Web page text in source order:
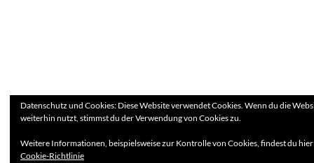
Datenschutz und Cookies: Diese Website verwendet Cookies. Wenn du die
weiterhin nutzt, stimmst du der Verwendung von Cookies zu.
Weitere Informationen, beispielsweise zur Kontrolle von Cookies, findest du
Cookie-Richtlinie